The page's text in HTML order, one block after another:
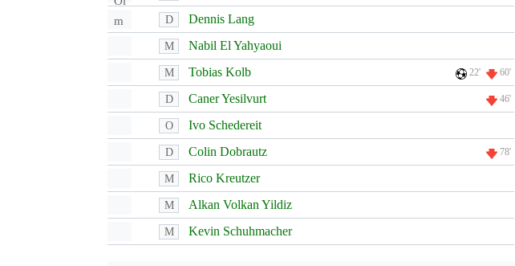
D Dennis Lang
M Nabil El Yahyaoui
M Tobias Kolb 22' 60'
D Caner Yesilvurt 46'
O Ivo Schedereit
D Colin Dobrautz 78'
M Rico Kreutzer
M Alkan Volkan Yildiz
M Kevin Schuhmacher